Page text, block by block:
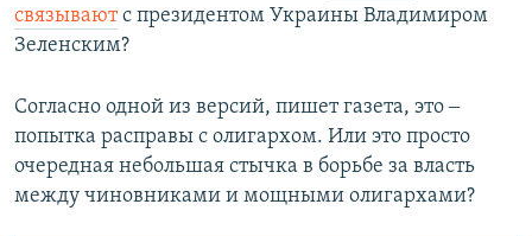
связываютс президентом Украины Владимиром
Зеленским?
Согласно одной из версий, пишет газета, это ‒
попытка расправы с олигархом. Или это просто
очередная небольшая стычка в борьбе за власть
между чиновниками и мощными олигархами?